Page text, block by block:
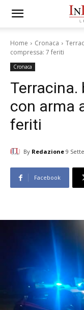
Home Cronaca
compressa: 7 feriti
Cronaca
Terracina.
con arma
feriti
By Redazione 9
Facebook